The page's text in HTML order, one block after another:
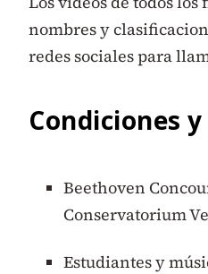
nombres y
redes sociales para
Condiciones
Beethoven
Conservatorium
Estudiantes y